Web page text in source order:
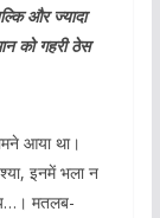
और ज्यादा
को गहरी ठेस
आया था।
इनमें भला न
मतलब-